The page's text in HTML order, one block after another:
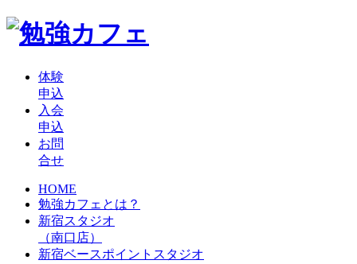
体験
申込
入会
申込
お問
合せ
HOME
勉強カフェとは？
新宿スタジオ
（南口店）
新宿ベースポイントスタジオ